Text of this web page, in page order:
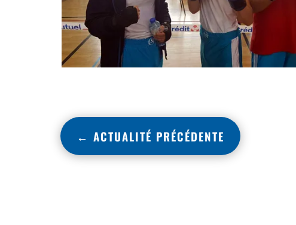
← ACTUALITÉ PRÉCÉDENTE